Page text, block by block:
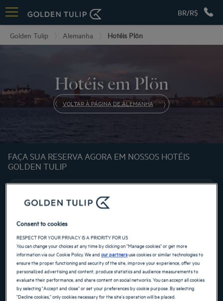
BR/R$
Golden Tulip Alemanha Hotéis Plön
Hotéis em Plön
VOLTAR À PÁGINA DE ALEMANHA
FAÇA SUA RESERVA AGORA EM NOSSOS HOTÉIS
GOLDEN TULIP
Navigate forward to interact with the calendar and select a date. Press the
Navigate backward to interact with the
Adicionar código especial
Consent to cookies
RESPECT FOR YOUR PRIVACY IS A PRIORITY FOR US
You can change your choices at any time by clicking on "Manage cookies" or get more
information via our Cookie Policy. We andour partnersuse cookies or similar technologies to
ensure the proper functioning and security of the site, improve your experience, offer you
personalized advertising and content, produce statistics and audience measurements to
evaluate their performance, and share content on social networks. You can accept all cookies
by selecting "Accept and close" or set your preferences by cookie purpose. By selecting
"Decline cookies," only cookies necessary for the site's operation will be placed.